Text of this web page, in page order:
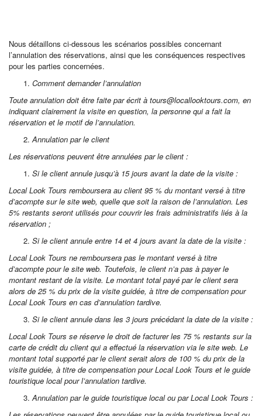
Nous détaillons ci-dessous les scénarios possibles concernant
l’annulation des réservations, ainsi que les conséquences respectives
pour les parties concernées.
Comment demander l’annulation
Toute annulation doit être faite par écrit à tours@locallooktours.com, en
indiquant clairement la visite en question, la personne qui a fait la
réservation et le motif de l’annulation.
Annulation par le client
Les réservations peuvent être annulées par le client :
Si le client annule jusqu’à 15 jours avant la date de la visite :
Local Look Tours remboursera au client 95 % du montant versé à titre
d’acompte sur le site web, quelle que soit la raison de l’annulation. Les
5% restants seront utilisés pour couvrir les frais administratifs liés à la
réservation ;
Si le client annule entre 14 et 4 jours avant la date de la visite :
Local Look Tours ne remboursera pas le montant versé à titre
d’acompte pour le site web. Toutefois, le client n’a pas à payer le
montant restant de la visite. Le montant total payé par le client sera
alors de 25 % du prix de la visite guidée, à titre de compensation pour
Local Look Tours en cas d’annulation tardive.
Si le client annule dans les 3 jours précédant la date de la visite :
Local Look Tours se réserve le droit de facturer les 75 % restants sur la
carte de crédit du client qui a effectué la réservation via le site web. Le
montant total supporté par le client serait alors de 100 % du prix de la
visite guidée, à titre de compensation pour Local Look Tours et le guide
touristique local pour l’annulation tardive.
Annulation par le guide touristique local ou par Local Look Tours :